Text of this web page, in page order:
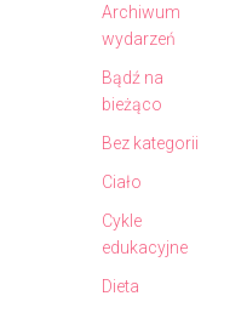
Archiwum
wydarzeń
Bądź na
bieżąco
Bez kategorii
Ciało
Cykle
edukacyjne
Dieta